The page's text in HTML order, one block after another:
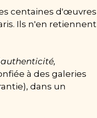
centaines d'œuvres
Ils n'en retiennent
authenticité,
à des galeries
dans un